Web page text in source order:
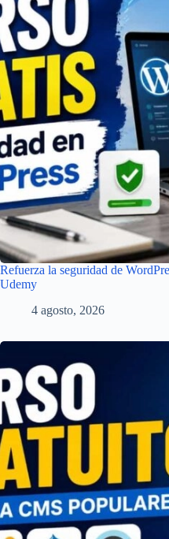
Refuerza la seguridad de
Udemy
4 agosto, 2026